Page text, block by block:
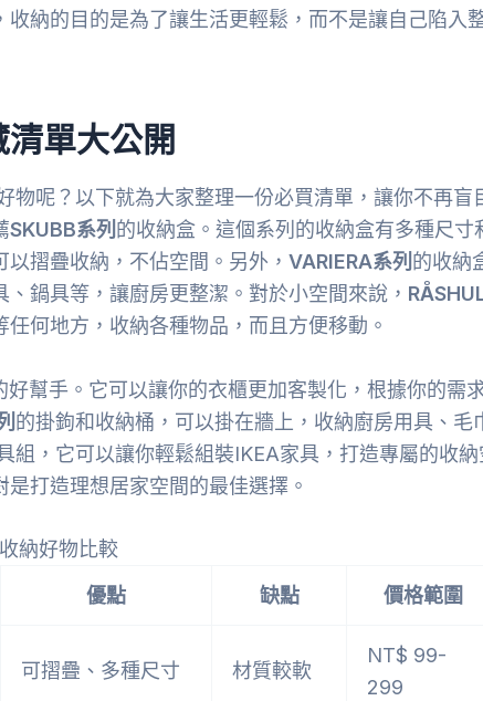
納的目的是為了讓生活更輕鬆，而不是讓自己陷入
單大公開
呢？以下就為大家整理一份必買清單，讓你不再盲
SKUBB系列 的收納盒。這個系列的收納盒有多種尺寸
摺疊收納，不佔空間。另外， VARIERA系列 的收納
鍋具等，讓廚房更整潔。對於小空間來說，
何地方，收納各種物品，而且方便移動。
好幫手。它可以讓你的衣櫃更加客製化，根據你的需
的掛鉤和收納桶，可以掛在牆上，收納廚房用具、毛
組，它可以讓你輕鬆組裝IKEA家具，打造專屬的收納
打造理想居家空間的最佳選擇。
納好物比較
優點 缺點 價格範圍
可摺疊、多種尺寸 材質較軟
NT$ 99-
299